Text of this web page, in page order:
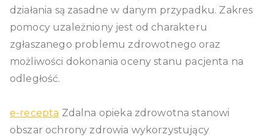
działania są zasadne w danym przypadku. Zakres
pomocy uzależniony jest od charakteru
zgłaszanego problemu zdrowotnego oraz
możliwości dokonania oceny stanu pacjenta na
odległość.
e-recepta Zdalna opieka zdrowotna stanowi
obszar ochrony zdrowia wykorzystujący